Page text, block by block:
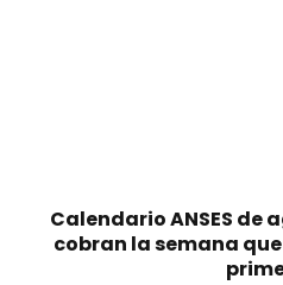
Calendario ANSES de
cobran la semana que